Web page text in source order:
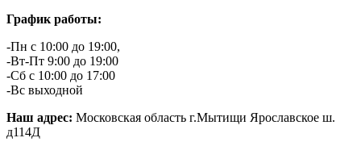
График работы:
-Пн с 10:00 до 19:00,
-Вт-Пт 9:00 до 19:00
-Сб с 10:00 до 17:00
-Вс выходной
Наш адрес: Московская область г.Мытищи Ярославское ш.
д114Д